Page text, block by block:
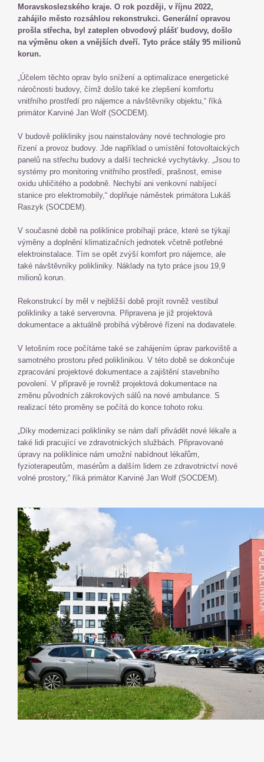
Moravskoslezského kraje. O rok později, v říjnu 2022,
zahájilo město rozsáhlou rekonstrukci. Generální opravou
prošla střecha, byl zateplen obvodový plášť budovy, došlo
na výměnu oken a vnějších dveří. Tyto práce stály 95 milionů
korun.
„Účelem těchto oprav bylo snížení a optimalizace energetické
náročnosti budovy, čímž došlo také ke zlepšení komfortu
vnitřního prostředí pro nájemce a návštěvníky objektu,“ říká
primátor Karviné Jan Wolf (SOCDEM).
V budově polikliniky jsou nainstalovány nové technologie pro
řízení a provoz budovy. Jde například o umístění fotovoltaických
panelů na střechu budovy a další technické vychytávky. „Jsou to
systémy pro monitoring vnitřního prostředí, prašnost, emise
oxidu uhličitého a podobně. Nechybí ani venkovní nabíjecí
stanice pro elektromobily,“ doplňuje náměstek primátora Lukáš
Raszyk (SOCDEM).
V současné době na poliklinice probíhají práce, které se týkají
výměny a doplnění klimatizačních jednotek včetně potřebné
elektroinstalace. Tím se opět zvýší komfort pro nájemce, ale
také návštěvníky polikliniky. Náklady na tyto práce jsou 19,9
milionů korun.
Rekonstrukcí by měl v nejbližší době projít rovněž vestibul
polikliniky a také serverovna. Připravena je již projektová
dokumentace a aktuálně probíhá výběrové řízení na dodavatele.
V letošním roce počítáme také se zahájením úprav parkoviště a
samotného prostoru před poliklinikou. V této době se dokončuje
zpracování projektové dokumentace a zajištění stavebního
povolení. V přípravě je rovněž projektová dokumentace na
změnu původních zákrokových sálů na nové ambulance. S
realizací této proměny se počítá do konce tohoto roku.
„Díky modernizaci polikliniky se nám daří přivádět nové lékaře a
také lidi pracující ve zdravotnických službách. Připravované
úpravy na poliklinice nám umožní nabídnout lékařům,
fyzioterapeutům, masérům a dalším lidem ze zdravotnictví nové
volné prostory,“ říká primátor Karviné Jan Wolf (SOCDEM).